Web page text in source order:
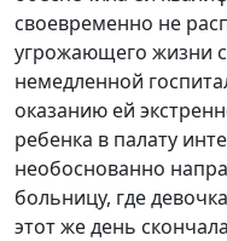
своевременно не
угрожающего жизни
немедленной
оказанию ей
ребенка в палату
необоснованно
больницу, где
этот же день